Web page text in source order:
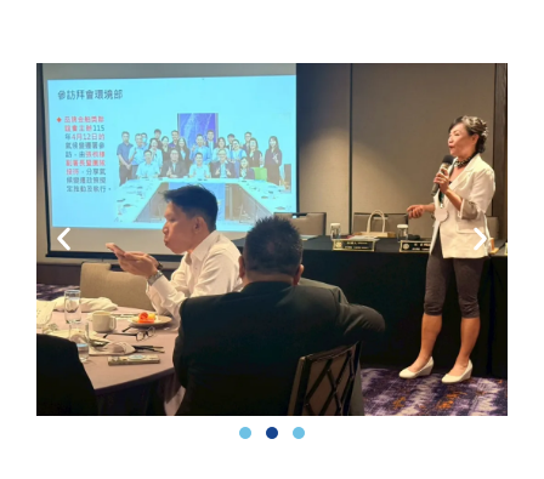
o
k
r e